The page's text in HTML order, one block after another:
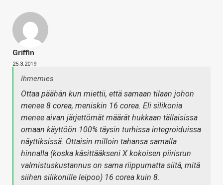
Griffin
25.3.2019
Ihmemies
Ottaa päähän kun miettii, että samaan tilaan johon
menee 8 corea, meniskin 16 corea. Eli silikonia
menee aivan järjettömät määrät hukkaan tällaisissa
omaan käyttöön 100% täysin turhissa integroiduissa
näyttiksissä. Ottaisin milloin tahansa samalla
hinnalla (koska käsittääkseni X kokoisen piirisrun
valmistuskustannus on sama riippumatta siitä, mitä
siihen silikonille leipoo) 16 corea kuin 8.